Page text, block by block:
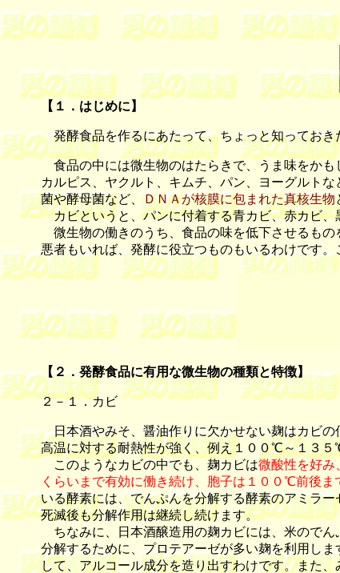
【 １．はじめに 】
発酵食品を作るにあたって、ちょっと知っておき
食品の中には微生物のはたらきで、うま味をかも
カルピス、ヤクルト、キムチ、パン、ヨーグルト
菌や酵母菌など、 ＤＮＡが核膜に包まれた真核生物
カビというと、パンに付着する青カビ、赤カビ、
微生物の働きのうち、食品の味を低下させるもの
悪者もいれば、発酵に役立つものもいるわけです
【２．発酵食品に有用な微生物の種類と特徴】
２－１．カビ
日本酒やみそ、醤油作りに欠かせない麹はカビの
高温に対する耐熱性が強く、例え１００℃～１３５
このようなカビの中でも、麹カビは微酸性を好
くらいまで有効に働き続け、胞子は１００℃前後ま
いる酵素には、でんぷんを分解する酵素のアミラ
死滅後も分解作用は継続し続けます。
ちなみに、日本酒醸造用の麹カビには、米のでん
分解するために、プロテアーゼが多い麹を利用し
して、アルコール成分を造り出すわけです。また